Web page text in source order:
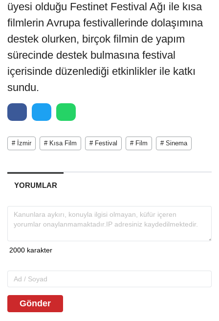
üyesi olduğu Festinet Festival Ağı ile kısa
filmlerin Avrupa festivallerinde dolaşımına
destek olurken, birçok filmin de yapım
sürecinde destek bulmasına festival
içerisinde düzenlediği etkinlikler ile katkı
sundu.
# İzmir # Kısa Film # Festival # Film # Sinema
YORUMLAR
Gönder